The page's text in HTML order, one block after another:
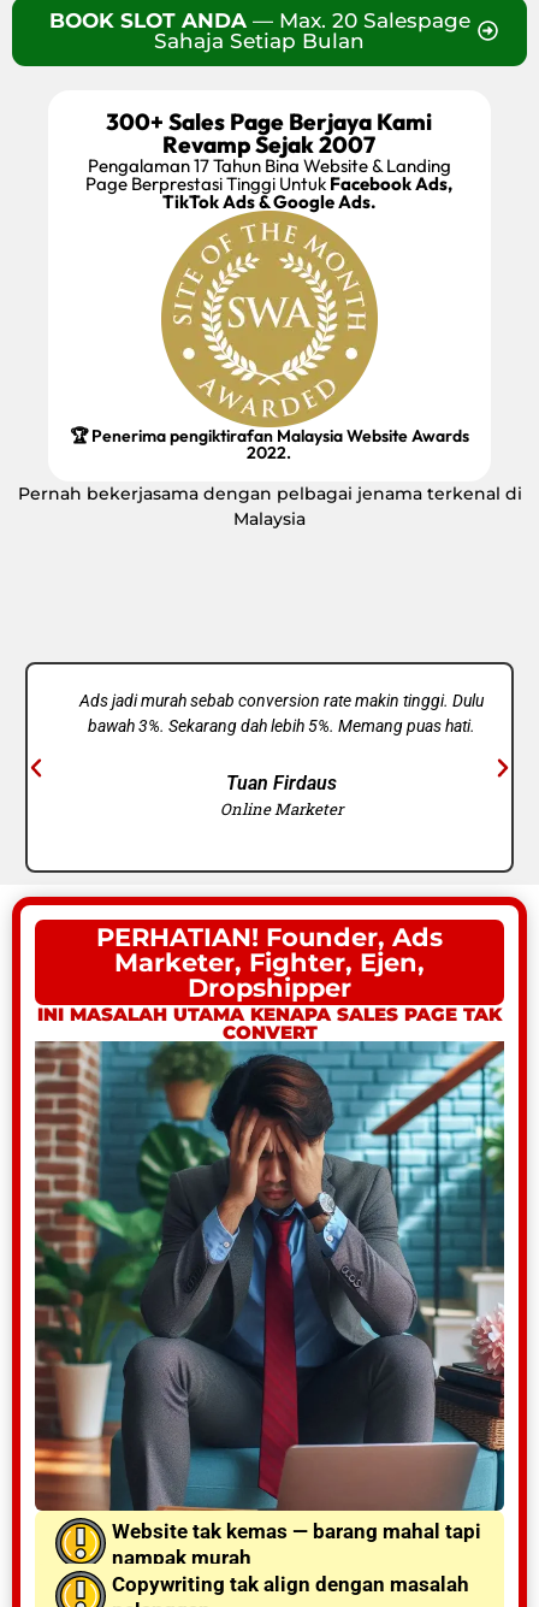
BOOK SLOT ANDA— Max. 20 Salespage
Sahaja Setiap Bulan
300+ Sales Page Berjaya Kami
Revamp Sejak 2007
Pengalaman 17 Tahun Bina Website & Landing
Page Berprestasi Tinggi Untuk Facebook Ads,
TikTok Ads & Google Ads.
🏆 Penerima pengiktirafan Malaysia Website Awards
2022.
Pernah bekerjasama dengan pelbagai jenama terkenal di
Malaysia
Ads jadi murah sebab conversion rate makin tinggi. Dulu
bawah 3%. Sekarang dah lebih 5%. Memang puas hati.
Tuan Firdaus
Online Marketer
PERHATIAN! Founder, Ads
Marketer, Fighter, Ejen,
Dropshipper
INI MASALAH UTAMA KENAPA SALES PAGE TAK
CONVERT
Website tak kemas — barang mahal tapi
nampak murah
Copywriting tak align dengan masalah